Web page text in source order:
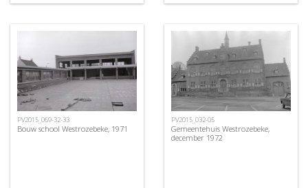
PV2015_069-32-33
Bouw school Westrozebeke, 1971
PV2015_032-05
Gemeentehuis Westrozebeke,
december 1972